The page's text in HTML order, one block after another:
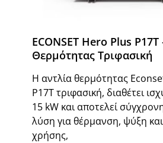
ECONSET Hero Plus P17T
Θερμότητας Τριφασική
Η αντλία θερμότητας
P17T τριφασική, διαθέτει
15 kW και αποτελεί
λύση για θέρμανση, ψύξη
χρήσης,